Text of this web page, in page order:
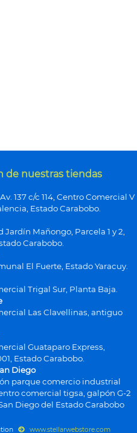
de nuestras tiendas
137 c/c 114, Centro Comercial V
Estado Carabobo.
Jardín Mañongo, Parcela 1 y 2,
Carabobo.
El Fuerte, Estado Yaracuy.
Trigal Sur, Planta Baja.
Las Clavellinas, antiguo
Guataparo Express,
Estado Carabobo.
Diego
parque comercio industrial
comercial tigsa, galpón G-2
Diego del Estado Carabobo
www.stellarwebstore.com